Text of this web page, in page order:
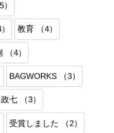
教育 （4）
4）
BAGWORKS （3）
七 （3）
受賞しました （2）